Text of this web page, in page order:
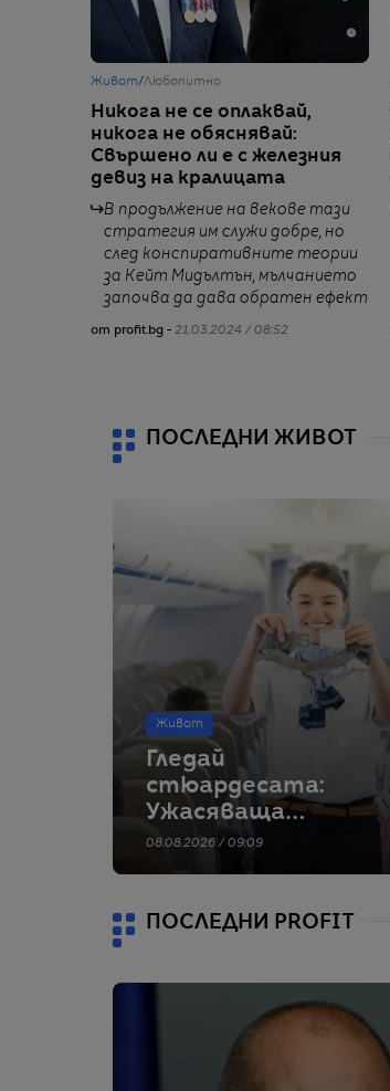
Живот/Любопитно
Никога не се оплаквай,
никога не обяснявай:
Свършено ли е с железния
девиз на кралицата
В продължение на векове тази
стратегия им служи добре, но
след конспиративните теории
за Кейт Мидълтън, мълчанието
започва да дава обратен ефект
от profit.bg - 21.03.2024 / 08:52
ПОСЛЕДНИ ЖИВОТ
Живот
Гледай
стюардесата:
Ужасяваща
катастрофа стои
08.08.2026 / 09:09
ПОСЛЕДНИ PROFIT